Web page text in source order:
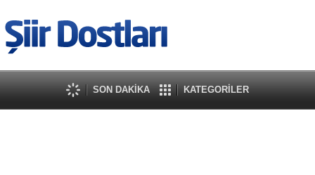
SON DAKİKA KATEGORİLER